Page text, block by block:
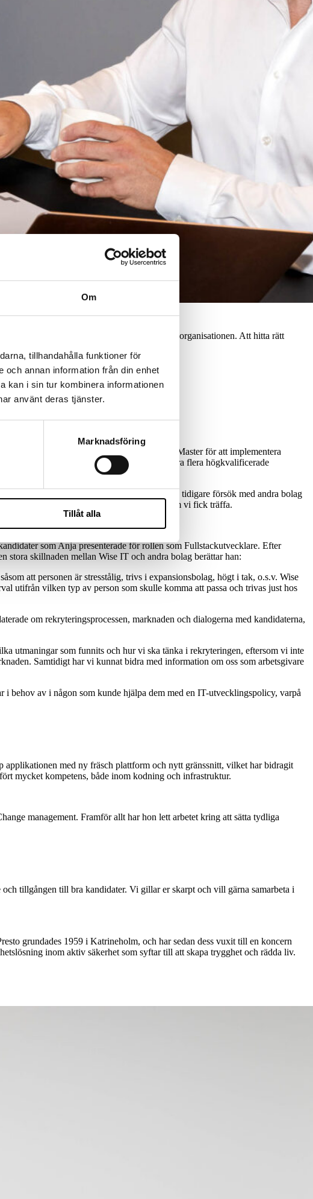
Om
tillhandahålla funktioner för
annan information från din enhet
kan i sin tur kombinera informationen
använt deras tjänster.
Marknadsföring
Tillåt alla
vilket självklart ställer stora krav på IT-organisationen. Att hitta rätt
behövde de också tillsätta en Scrum Master för att implementera
Prestos behov kunde hon snabbt presentera flera högkvalificerade
hade så stora förhoppningar efter så många tidigare försök med andra bolag
bra träff det blev på de kandidaterna som vi fick träffa.
som Anja presenterade för rollen som Fullstackutvecklare. Efter
stora skillnaden mellan Wise IT och andra bolag berättar han:
att personen är stresstålig, trivs i expansionsbolag, högt i tak, o.s.v. Wise
utifrån vilken typ av person som skulle komma att passa och trivas just hos
om rekryteringsprocessen, marknaden och dialogerna med kandidaterna,
utmaningar som funnits och hur vi ska tänka i rekryteringen, eftersom vi inte
Samtidigt har vi kunnat bidra med information om oss som arbetsgivare
behov av i någon som kunde hjälpa dem med en IT-utvecklingspolicy, varpå
med ny fräsch plattform och nytt gränssnitt, vilket har bidragit
mycket kompetens, både inom kodning och infrastruktur.
management. Framför allt har hon lett arbetet kring att sätta tydliga
tillgången till bra kandidater. Vi gillar er skarpt och vill gärna samarbeta i
grundades 1959 i Katrineholm, och har sedan dess vuxit till en koncern
inom aktiv säkerhet som syftar till att skapa trygghet och rädda liv.